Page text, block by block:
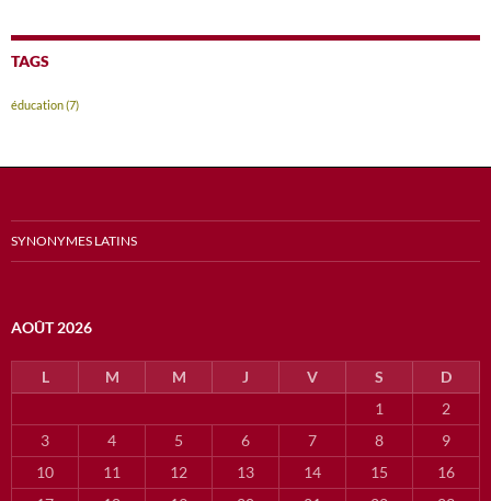
TAGS
éducation(7)
SYNONYMES LATINS
AOÛT 2026
L M M J V S
D
1
2
3
4 5 6 7 8
9
10
11 12 13 14 15
16